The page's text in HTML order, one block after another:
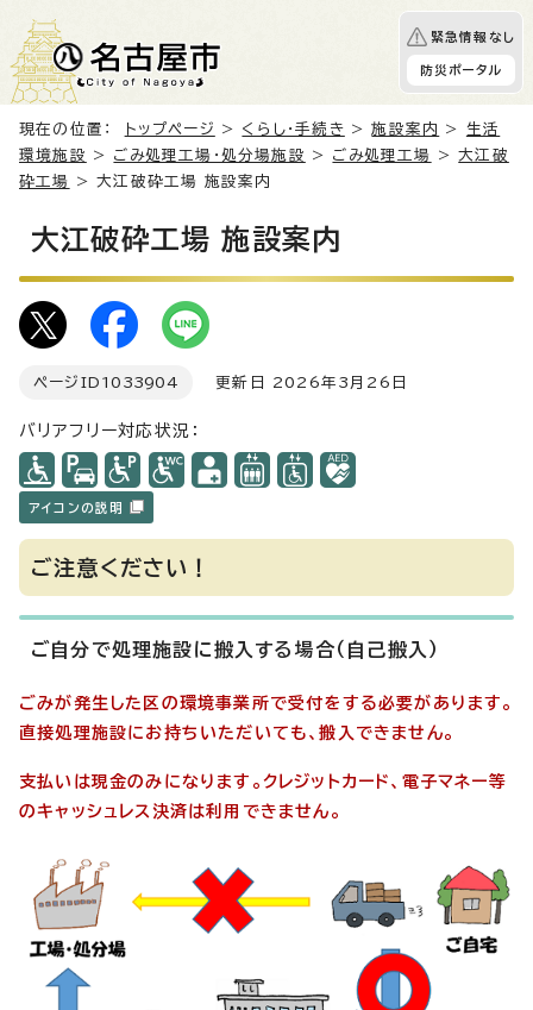
緊急情報なし
防災ポータル
現在の位置： トップページ > くらし・手続き >施設案内 > 生活
環境施設
> ごみ処理工場・処分場施設 > ごみ処理工場 >大江破
砕工場
> 大江破砕工場 施設案内
大江破砕工場 施設案内
ページID 1033904 更新日 2026年3月26日
バリアフリー対応状況：
アイコンの説明
ご注意ください！
ご自分で処理施設に搬入する場合（自己搬入）
ごみが発生した区の環境事業所で受付をする必要があります。
直接処理施設にお持ちいただいても、搬入できません。
支払いは現金のみになります。クレジットカード、電子マネー等
のキャッシュレス決済は利用できません。